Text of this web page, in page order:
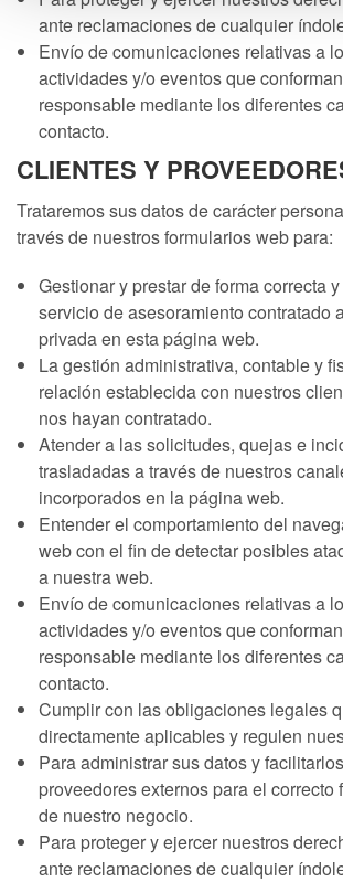
ante reclamaciones de cualquier
Envío de comunicaciones relativas a
actividades y/o eventos que
responsable mediante los diferentes
contacto.
CLIENTES Y
Trataremos sus datos de carácter
través de nuestros formularios web para:
Gestionar y prestar de forma correcta
servicio de asesoramiento contratado
privada en esta página web.
La gestión administrativa, contable y
relación establecida con nuestros
nos hayan contratado.
Atender a las solicitudes, quejas e
trasladadas a través de nuestros
incorporados en la página web.
Entender el comportamiento del
web con el fin de detectar posibles
a nuestra web.
Envío de comunicaciones relativas a
actividades y/o eventos que
responsable mediante los diferentes
contacto.
Cumplir con las obligaciones legales
directamente aplicables y regulen
Para administrar sus datos y
proveedores externos para el correcto
de nuestro negocio.
Para proteger y ejercer nuestros
ante reclamaciones de cualquier